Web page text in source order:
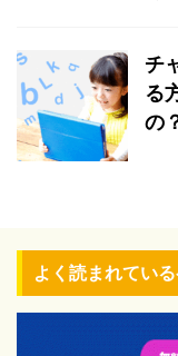
チ
る
の
よく読まれてい